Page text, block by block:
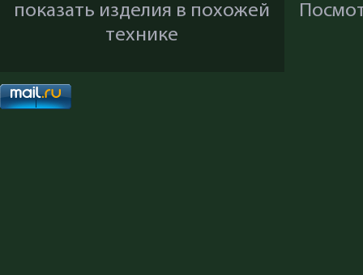
показать изделия в похожей
технике